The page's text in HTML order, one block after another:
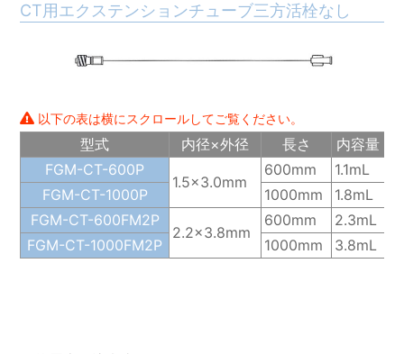
CT用エクステンションチューブ三方活栓なし
以下の表は横にスクロールしてご覧ください。
型式 内径×外径 長さ
内容量
FGM-CT-600P
1.5×3.0mm
600mm
1.1mL
FGM-CT-1000P 1000mm
1.8mL
FGM-CT-600FM2P
2.2×3.8mm
600mm
2.3mL
FGM-CT-1000FM2P
1000mm 3.8mL